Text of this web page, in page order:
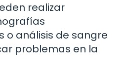
realizar
o análisis de sangre
problemas en la